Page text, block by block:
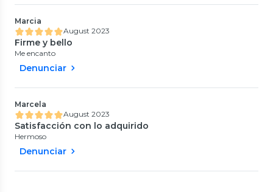
Marcia
August 2023
Firme y bello
Me encanto
Denunciar
Marcela
August 2023
Satisfacción con lo adquirido
Hermoso
Denunciar